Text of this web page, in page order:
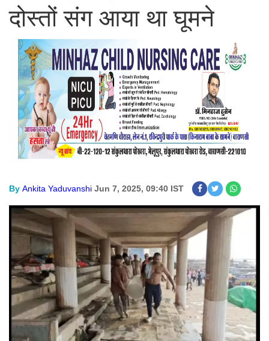
दोस्तों संग आया था घूमने
By Ankita Yaduvanshi Jun 7, 2025, 09:40 IST